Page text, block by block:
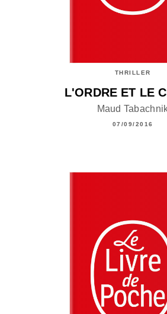
THRILLER
L'ORDRE ET LE
Maud
07/09/2016